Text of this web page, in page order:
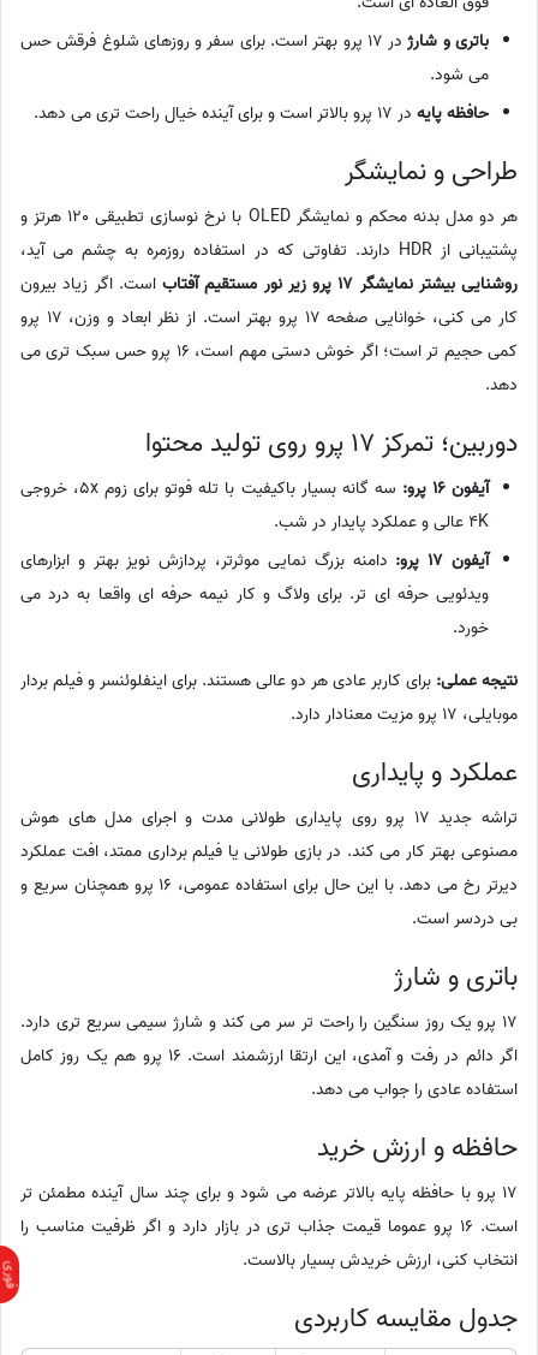
باتری و شارژ
در 17 پرو بهتر است. برای سفر و روزهای شلوغ فرقش حس
می شود.
حافظه پایه در 17 پرو بالاتر است و برای آینده خیال راحت تری می دهد.
طراحی و نمایشگر
هر دو مدل بدنه محکم و نمایشگر OLED با نرخ نوسازی تطبیقی 120 هرتز و
پشتیبانی از HDR دارند. تفاوتی که در استفاده روزمره به چشم می آید،
روشنایی بیشتر نمایشگر 17 پرو زیر نور مستقیم آفتاب
است. اگر زیاد بیرون
کار می کنی، خوانایی صفحه 17 پرو بهتر است. از نظر ابعاد و وزن، 17 پرو
کمی حجیم تر است؛ اگر خوش دستی مهم است، 16 پرو حس سبک تری می
دهد.
دوربین؛ تمرکز 17 پرو روی تولید محتوا
آیفون 16 پرو:
سه گانه بسیار باکیفیت با تله فوتو برای زوم 5x، خروجی
4K عالی و عملکرد پایدار در شب.
آیفون 17 پرو:
دامنه بزرگ نمایی موثرتر، پردازش نویز بهتر و ابزارهای
ویدئویی حرفه ای تر. برای ولاگ و کار نیمه حرفه ای واقعا به درد می
خورد.
نتیجه عملی: برای کاربر عادی هر دو عالی هستند. برای اینفلوئنسر و فیلم بردار
موبایلی، 17 پرو مزیت معنادار دارد.
عملکرد و پایداری
تراشه جدید 17 پرو روی پایداری طولانی مدت و اجرای مدل های هوش
مصنوعی بهتر کار می کند. در بازی طولانی یا فیلم برداری ممتد، افت عملکرد
دیرتر رخ می دهد. با این حال برای استفاده عمومی، 16 پرو همچنان سریع و
بی دردسر است.
باتری و شارژ
17 پرو یک روز سنگین را راحت تر سر می کند و شارژ سیمی سریع تری دارد.
اگر دائم در رفت و آمدی، این ارتقا ارزشمند است. 16 پرو هم یک روز کامل
استفاده عادی را جواب می دهد.
حافظه و ارزش خرید
17 پرو با حافظه پایه بالاتر عرضه می شود و برای چند سال آینده مطمئن تر
است. 16 پرو عموما قیمت جذاب تری در بازار دارد و اگر ظرفیت مناسب را
انتخاب کنی، ارزش خریدش بسیار بالاست.
جدول مقایسه کاربردی